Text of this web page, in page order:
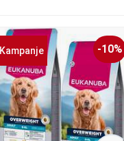
Kampanje -10%